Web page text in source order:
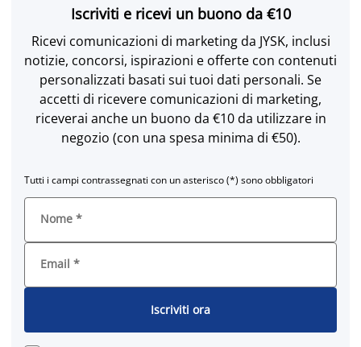
Iscriviti e ricevi un buono da €10
Ricevi comunicazioni di marketing da JYSK, inclusi
notizie, concorsi, ispirazioni e offerte con contenuti
personalizzati basati sui tuoi dati personali. Se
accetti di ricevere comunicazioni di marketing,
riceverai anche un buono da €10 da utilizzare in
negozio (con una spesa minima di €50).
Tutti i campi contrassegnati con un asterisco (*) sono obbligatori
Nome *
Email *
Iscriviti ora